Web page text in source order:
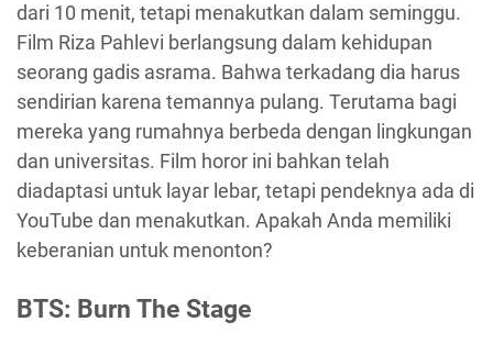
dari 10 menit, tetapi menakutkan dalam seminggu.
Film Riza Pahlevi berlangsung dalam kehidupan
seorang gadis asrama. Bahwa terkadang dia harus
sendirian karena temannya pulang. Terutama bagi
mereka yang rumahnya berbeda dengan lingkungan
dan universitas. Film horor ini bahkan telah
diadaptasi untuk layar lebar, tetapi pendeknya ada di
YouTube dan menakutkan. Apakah Anda memiliki
keberanian untuk menonton?
BTS: Burn The Stage